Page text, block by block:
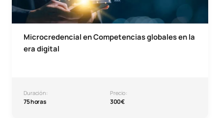
Microcredencial en Competencias globales en la
era digital
Duración:
75 horas
Precio:
300€